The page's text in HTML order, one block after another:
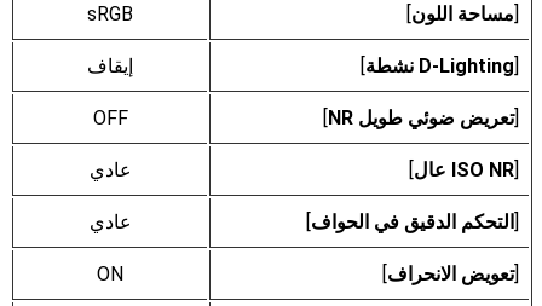
[مساحة اللون]
sRGB
[D-Lighting نشطة ] إيقاف
[تعريض ضوئي طويل NR ]
OFF
[ISO NR عال ] عادي
[التحكم الدقيق في الحواف] عادي
[تعويض الانحراف]
ON